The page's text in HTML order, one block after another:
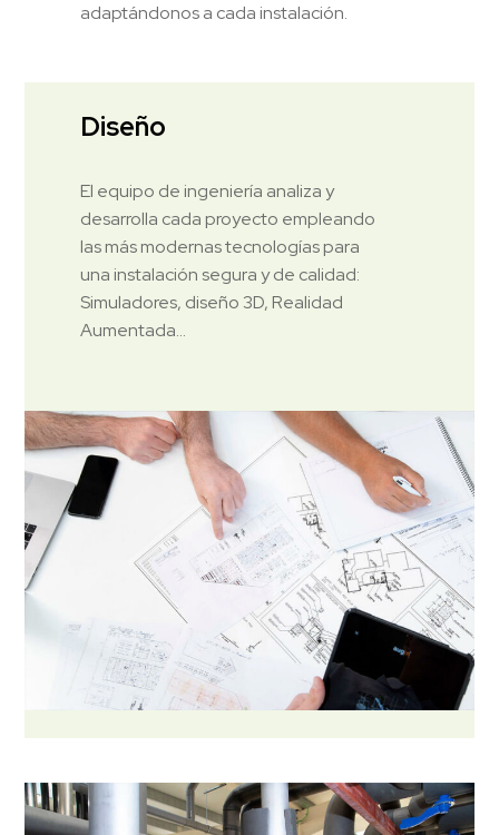
adaptándonos a cada instalación.
Diseño
El equipo de ingeniería analiza y
desarrolla cada proyecto empleando
las más modernas tecnologías para
una instalación segura y de calidad:
Simuladores, diseño 3D, Realidad
Aumentada…